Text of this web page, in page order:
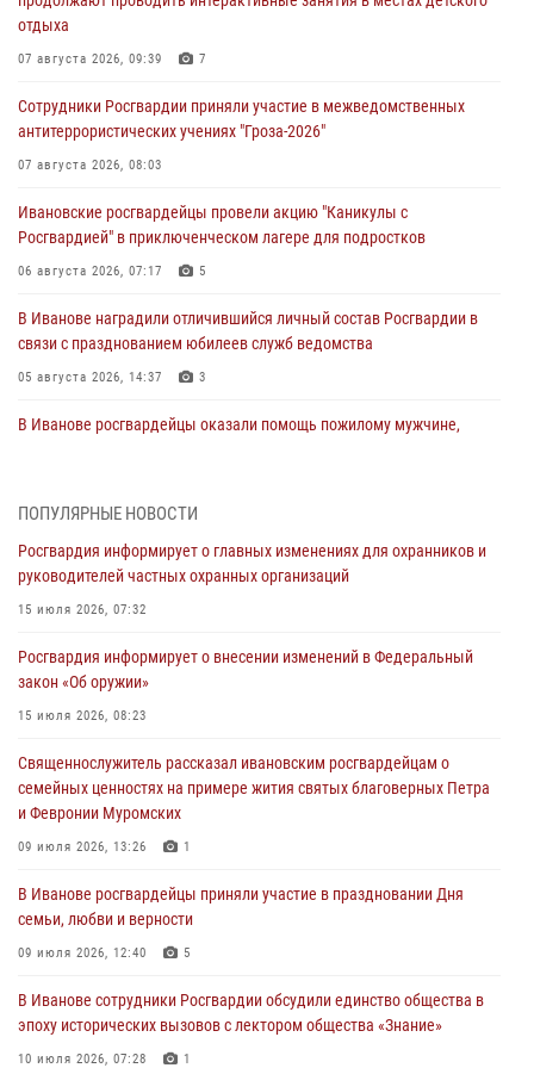
отдыха
07 августа 2026, 09:39 7
Сотрудники Росгвардии приняли участие в межведомственных
антитеррористических учениях "Гроза-2026"
07 августа 2026, 08:03
Ивановские росгвардейцы провели акцию "Каникулы с
Росгвардией" в приключенческом лагере для подростков
06 августа 2026, 07:17 5
В Иванове наградили отличившийся личный состав Росгвардии в
связи с празднованием юбилеев служб ведомства
05 августа 2026, 14:37 3
В Иванове росгвардейцы оказали помощь пожилому мужчине,
торжественных мероприятиях, посвященных празднованию Дня
Воздушно-десантных войск
02 августа 2026, 11:46
Мероприятия в рамках акции «Каникулы с Росгвардией»
продолжаются в Ивановской области
31 июля 2026, 11:08
В Ивановской области при содействии Росгвардии задержаны
подозреваемые в серии автомобильных краж
30 июля 2026, 12:41
празднования Дня Крещения Руси
28 июля 2026, 08:57
ПОПУЛЯРНЫЕ НОВОСТИ
Росгвардия информирует о главных изменениях для охранников и
руководителей частных охранных организаций
15 июля 2026, 07:32
Росгвардия информирует о внесении изменений в Федеральный
закон «Об оружии»
15 июля 2026, 08:23
Священнослужитель рассказал ивановским росгвардейцам о
семейных ценностях на примере жития святых благоверных Петра
и Февронии Муромских
09 июля 2026, 13:26 1
В Иванове росгвардейцы приняли участие в праздновании Дня
семьи, любви и верности
09 июля 2026, 12:40 5
В Иванове сотрудники Росгвардии обсудили единство общества в
эпоху исторических вызовов с лектором общества «Знание»
10 июля 2026, 07:28 1